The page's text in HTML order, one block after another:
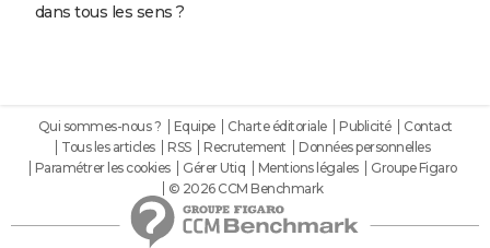
dans tous les sens ?
Qui sommes-nous ? Equipe Charte éditoriale Publicité
Contact
Tous les articles
RSS Recrutement
Données personnelles
Paramétrer les cookies
Gérer Utiq Mentions légales
Groupe Figaro
© 2026 CCM Benchmark